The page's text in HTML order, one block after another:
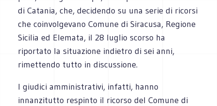
di Catania, che, decidendo su una serie di ricorsi
che coinvolgevano Comune di Siracusa, Regione
Sicilia ed Elemata, il 28 luglio scorso ha
riportato la situazione indietro di sei anni,
rimettendo tutto in discussione.
I giudici amministrativi, infatti, hanno
innanzitutto respinto il ricorso del Comune di